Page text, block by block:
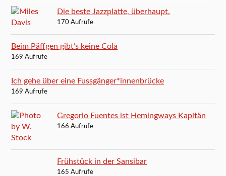
Die beste Jazzplatte, überhaupt.
170 Aufrufe
Beim Päffgen gibt’s keine Cola
169 Aufrufe
Ich gehe über eine Fussgänger*innenbrücke
169 Aufrufe
Gregorio Fuentes ist Hemingways Kapitän
166 Aufrufe
Frühstück in der Sansibar
165 Aufrufe